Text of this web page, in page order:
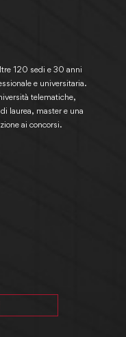
120 sedi e 30 anni
e universitaria.
telematiche,
laurea, master e una
ai concorsi.